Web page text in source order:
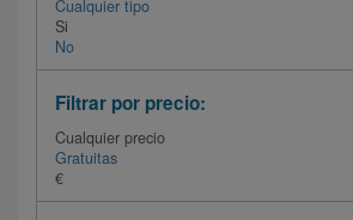
Cualquier tipo
Si
No
Filtrar por precio:
Cualquier precio
Gratuitas
€